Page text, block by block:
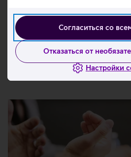
Согласиться со
Отказаться от
Настройки